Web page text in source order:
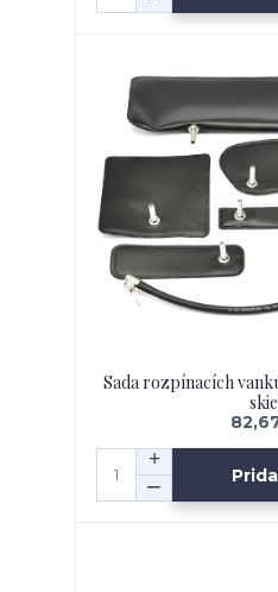
Sada rozpínacích